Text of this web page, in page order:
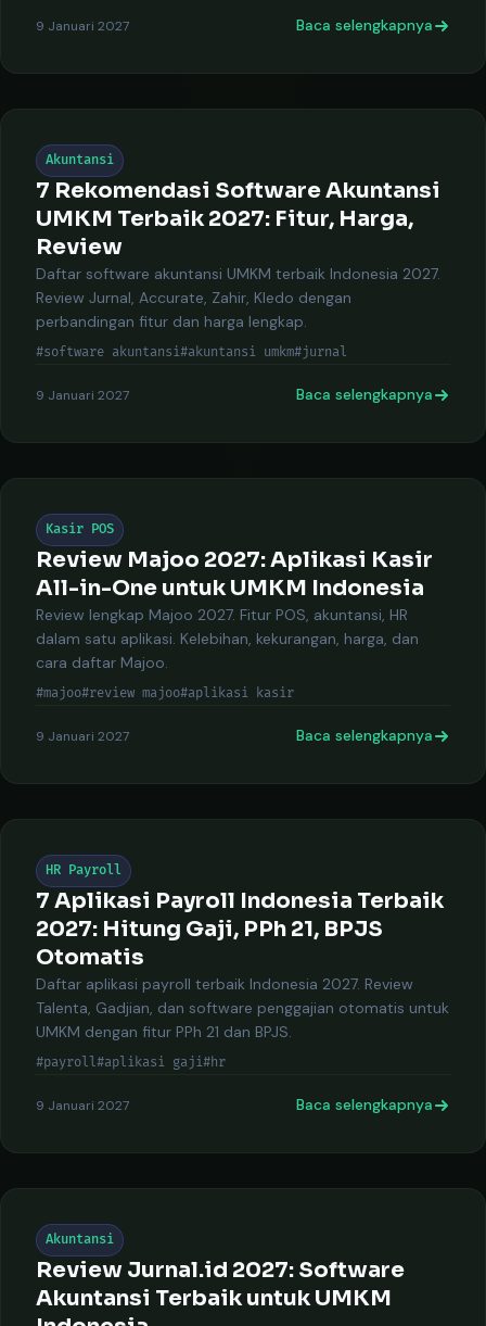
9 Januari 2027 Baca selengkapnya
Akuntansi
7 Rekomendasi Software Akuntansi
UMKM Terbaik 2027: Fitur, Harga,
Review
Daftar software akuntansi UMKM terbaik Indonesia 2027.
Review Jurnal, Accurate, Zahir, Kledo dengan
perbandingan fitur dan harga lengkap.
#software akuntansi#akuntansi umkm#jurnal
9 Januari 2027 Baca selengkapnya
Kasir POS
Review Majoo 2027: Aplikasi Kasir
All-in-One untuk UMKM Indonesia
Review lengkap Majoo 2027. Fitur POS, akuntansi, HR
dalam satu aplikasi. Kelebihan, kekurangan, harga, dan
cara daftar Majoo.
#majoo#review majoo#aplikasi kasir
9 Januari 2027 Baca selengkapnya
HR Payroll
7 Aplikasi Payroll Indonesia Terbaik
2027: Hitung Gaji, PPh 21, BPJS
Otomatis
Daftar aplikasi payroll terbaik Indonesia 2027. Review
Talenta, Gadjian, dan software penggajian otomatis untuk
UMKM dengan fitur PPh 21 dan BPJS.
#payroll#aplikasi gaji#hr
9 Januari 2027 Baca selengkapnya
Akuntansi
Review Jurnal.id 2027: Software
Akuntansi Terbaik untuk UMKM